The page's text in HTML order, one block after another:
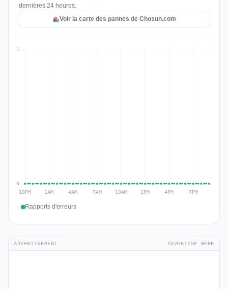
dernières 24 heures.
Voir la carte des pannes de Chosun.com
Rapports d'erreurs
ADVERTISEMENT ADVERTISE HERE